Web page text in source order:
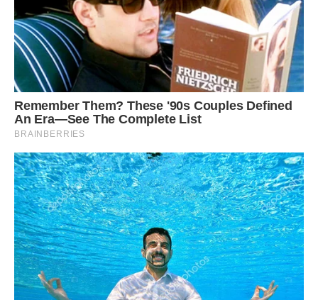
Є ще кілька рекомендацій, як поводитися з молитвою про
позбавлення від боргів.